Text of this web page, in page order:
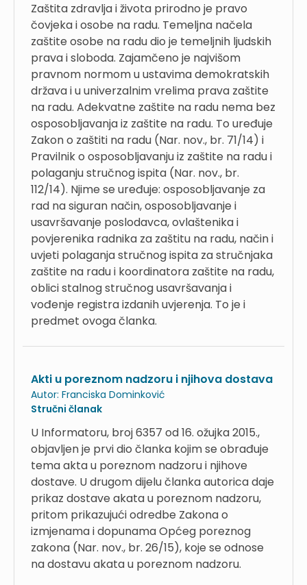
Zaštita zdravlja i života prirodno je pravo
čovjeka i osobe na radu. Temeljna načela
zaštite osobe na radu dio je temeljnih ljudskih
prava i sloboda. Zajamčeno je najvišom
pravnom normom u ustavima demokratskih
država i u univerzalnim vrelima prava zaštite
na radu. Adekvatne zaštite na radu nema bez
osposobljavanja iz zaštite na radu. To uređuje
Zakon o zaštiti na radu (Nar. nov., br. 71/14) i
Pravilnik o osposobljavanju iz zaštite na radu i
polaganju stručnog ispita (Nar. nov., br.
112/14). Njime se uređuje: osposobljavanje za
rad na siguran način, osposobljavanje i
usavršavanje poslodavca, ovlaštenika i
povjerenika radnika za zaštitu na radu, način i
uvjeti polaganja stručnog ispita za stručnjaka
zaštite na radu i koordinatora zaštite na radu,
oblici stalnog stručnog usavršavanja i
vođenje registra izdanih uvjerenja. To je i
predmet ovoga članka.
Akti u poreznom nadzoru i njihova dostava
Autor: Franciska Dominković
Stručni članak
U Informatoru, broj 6357 od 16. ožujka 2015.,
objavljen je prvi dio članka kojim se obrađuje
tema akta u poreznom nadzoru i njihove
dostave. U drugom dijelu članka autorica daje
prikaz dostave akata u poreznom nadzoru,
pritom prikazujući odredbe Zakona o
izmjenama i dopunama Općeg poreznog
zakona (Nar. nov., br. 26/15), koje se odnose
na dostavu akata u poreznom nadzoru.